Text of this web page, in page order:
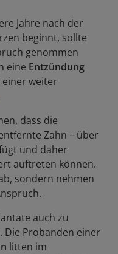
Jahre nach der
beginnt, sollte
genommen
eine Entzündung
weiter
dass die
Zahn – über
und daher
auftreten können.
sondern nehmen
auch zu
Die Probanden einer
litten im